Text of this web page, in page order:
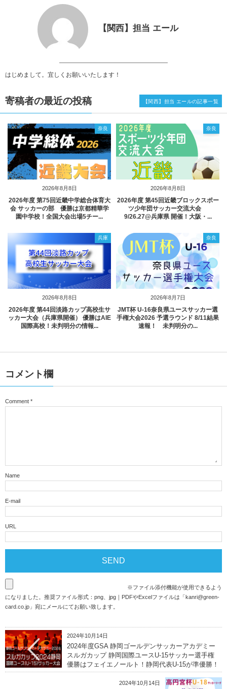
【関西】担当 エール
はじめまして。宜しくお願いいたします！
寄稿者の最近の投稿
2026年8月8日
奈良
2026年度 第75回近畿中学総合体育大
会 サッカーの部 優勝は京都精華学
園中学校！全国大会出場5チー...
2026年8月8日
奈良
2026年度 第45回近畿ブロックスポー
ツ少年団サッカー交流大会
9/26.27@兵庫県 開催！大阪・...
2026年8月8日
兵庫
2026年度 第44回淡路カップ高校生サ
ッカー大会（兵庫県開催） 優勝はAIE
国際高校！未判明分の情報...
2026年8月7日
奈良
JMT杯 U-16奈良県ユースサッカー選
手権大会2026 予選ラウンド 8/11結果
速報！ 未判明分の...
【関西】担当 エールの記事一覧
コメント欄
Comment *
Name
E-mail
URL
※ファイル添付機能が使用できるよう
になりました。推奨ファイル形式：png、jpg｜PDFやExcelファイルは「kanri@green-
card.co.jp 」宛にメールにてお願い致します。
2024年10月14日
2024年度GSA 静岡ゴールデンサッカーアカデミー
スルガカップ 静岡国際ユースU-15サッカー選手権
優勝はフェイエノールト！静岡代表U-15が準優勝！
2024年10月14日